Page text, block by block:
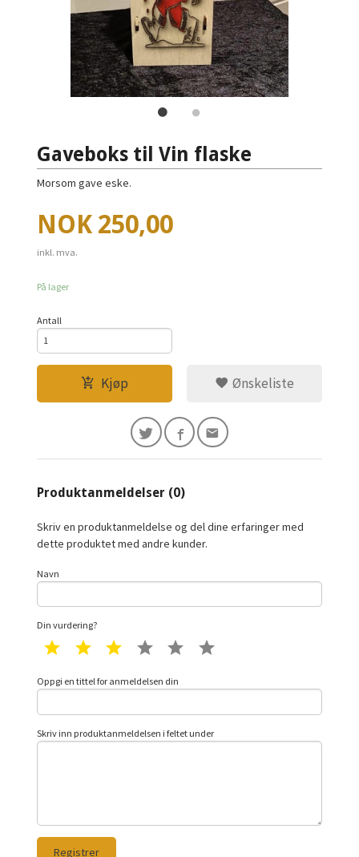
Gaveboks til Vin flaske
Morsom gave eske.
Pris
NOK 250,00
inkl. mva.
På lager
Antall
Kjøp Ønskeliste
Produktanmeldelser (0)
Skriv en produktanmeldelse og del dine erfaringer med
dette produktet med andre kunder.
Navn
Din vurdering?
1 star 2 star 3 star 4 star 5 star
Oppgi en tittel for anmeldelsen din
Skriv inn produktanmeldelsen i feltet under